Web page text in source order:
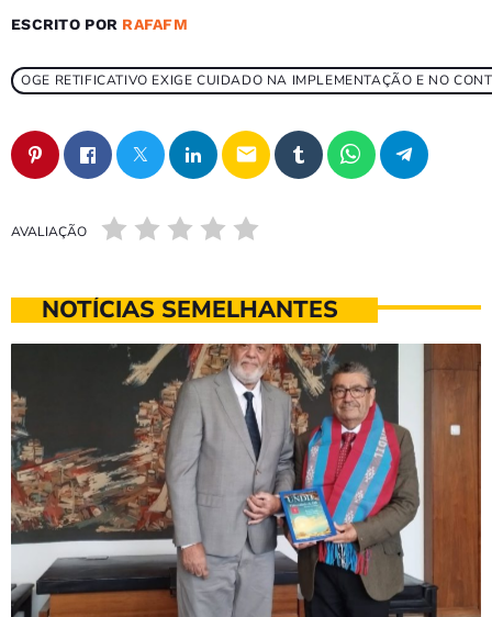
ESCRITO POR RAFAFM
OGE RETIFICATIVO EXIGE CUIDADO NA IMPLEMENTAÇÃO E NO
email
AVALIAÇÃO
NOTÍCIAS SEMELHANTES